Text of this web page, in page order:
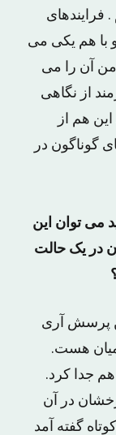
. فرایندهای
با هم یکی می
من آن را می
از نگاهی
هم از
گوناگون در
می توان این
در یک حالت
پرسش آری
میان هست.
هم جدا کرد.
در آن
گفته آمد